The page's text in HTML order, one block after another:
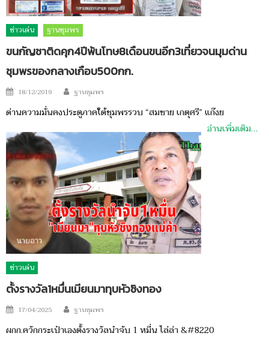
ข่าวเด่น ฐานชุมพร
ขนกัญชาติดคุก4ปีพ้นโทษ8เดือนขนอีก3เที่ยวจนมุมด่าน
ชุมพรของกลางเกือบ500กก.
Posted
18/12/2019 Author
ฐานชุมพร
ด่านความมั่นคงประตูภาคใต้ชุมพรรวบ “สมชาย เกตุศรี” แก๊งย
อ่านเพิ่มเติม…
ข่าวเด่น
ตั้งรางวัล1หมื่นเมียนมาทุบหัวชิงทอง
Posted
17/04/2025 Author
ฐานชุมพร
ผกก.ควักกระเป๋าเองตั้งรางวัลนำจับ 1 หมื่น ไล่ล่า &#8220